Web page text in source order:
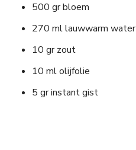
500 gr bloem
270 ml lauwwarm water
10 gr zout
10 ml olijfolie
5 gr instant gist